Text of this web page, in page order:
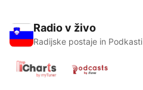
Radio v živo
Radijske postaje in Podkasti